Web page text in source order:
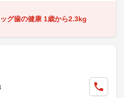
グ歯の健康 1歳から2.3kg